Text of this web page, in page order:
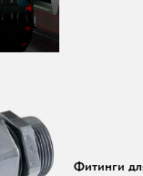
Фитинги